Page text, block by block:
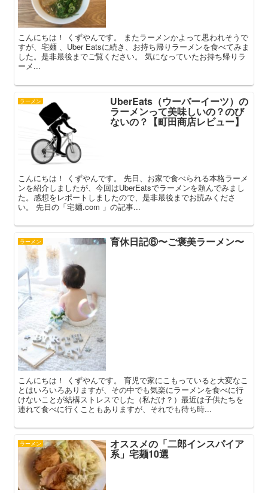
こんにちは！ くずやんです。 またラーメンかよって思われそうで
すが、宅麺 、Uber Eatsに続き、お持ち帰りラーメンを食べてみま
した。是非最後までご覧ください。 気になっていたお持ち帰りラ
ーメ...
ラーメン UberEats（ウーバーイーツ）の
ラーメンって美味しいの？のび
ないの？【町田商店レビュー】
こんにちは！ くずやんです。 先日、お家で食べられる本格ラーメ
ンを紹介しましたが、今回はUberEatsでラーメンを頼んでみまし
た。感想をレポートしましたので、是非最後までお読みくださ
い。 先日の「宅麺.com 」の記事...
ラーメン 育休日記⑥〜ご褒美ラーメン〜
こんにちは！ くずやんです。 育児で家にこもっていると大変なこ
とはいろいろありますが、その中でも気楽にラーメンを食べに行
けないことが結構ストレスでした（私だけ？）最近は子供たちを
連れて食べに行くこともありますが、それでも待ち時...
ラーメン オススメの「二郎インスパイア
系」宅麺10選